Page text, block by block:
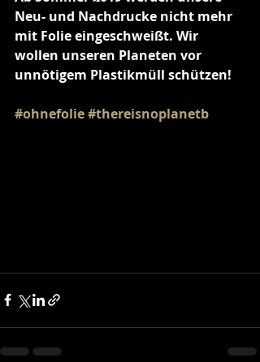
Neu- und Nachdrucke nicht mehr
mit Folie eingeschweißt. Wir
wollen unseren Planeten vor
unnötigem Plastikmüll schützen!
#ohnefolie#thereisnoplanetb